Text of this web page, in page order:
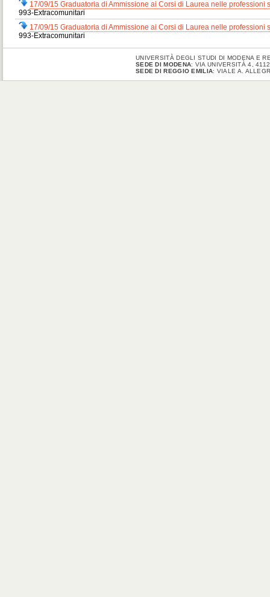
17/09/15 Graduatoria di Ammissione ai Corsi di Laurea nelle professioni
993-Extracomunitari
17/09/15 Graduatoria di Ammissione ai Corsi di Laurea nelle professioni
993-Extracomunitari
UNIVERSITÀ DEGLI STUDI DI MODENA E
SEDE DI MODENA: VIA UNIVERSITÀ 4,
SEDE DI REGGIO EMILIA: VIALE A.